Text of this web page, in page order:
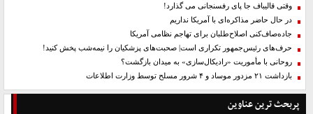
وقتی قالیباف جا پای رفسنجانی می گذارد!
در حال حاضر مذاکره‌ای با آمریکا نداریم
جاده‌صاف‌کنی اصلاح‌طلبان برای تهاجم نظامی آمریکا
حرف‌های رئیس‌جمهور تکراری است| صحبت‌های پزشکیان را نیمه‌شب پخش کنید!
روحانی با مأموریت «رادیکال‌سازی» به میدان بازگشت؟
بازداشت ۲۱ مزدور موساد و ۴ شرور مسلح توسط وزارت اطلاعات
پربحث ترین عناوین